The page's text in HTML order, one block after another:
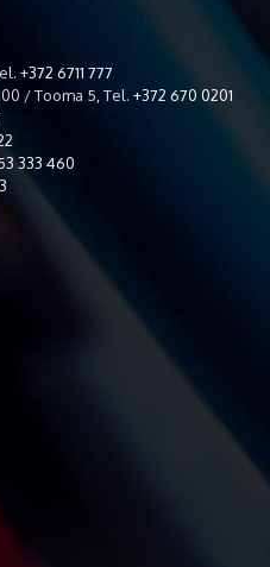
+372 6711 777
/ Tooma 5, Tel. +372 670 0201
333 460